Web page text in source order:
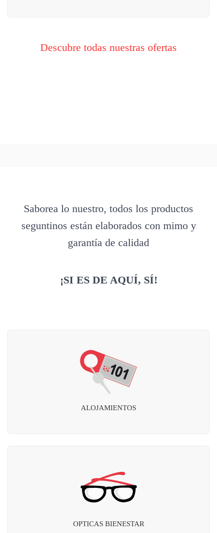
Descubre todas nuestras ofertas
Saborea lo nuestro, todos los productos
seguntinos están elaborados con mimo y
garantía de calidad
¡SI ES DE AQUÍ, SÍ!
ALOJAMIENTOS
OPTICAS BIENESTAR